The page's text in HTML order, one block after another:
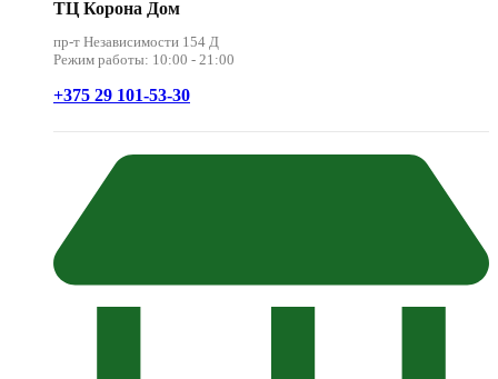
ТЦ Корона Дом
пр-т Независимости 154 Д
Режим работы: 10:00 - 21:00
+375 29 101-53-30